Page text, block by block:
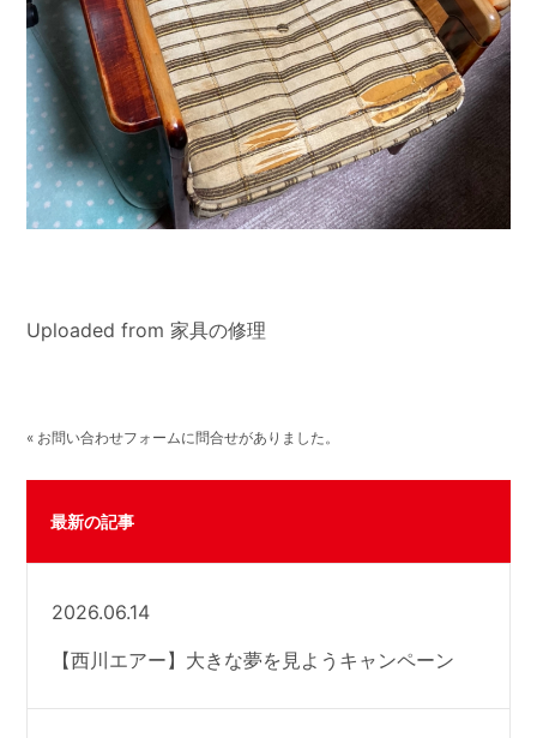
Uploaded from 家具の修理
« お問い合わせフォームに問合せがありました。
最新の記事
2026.06.14
【西川エアー】大きな夢を見ようキャンペーン